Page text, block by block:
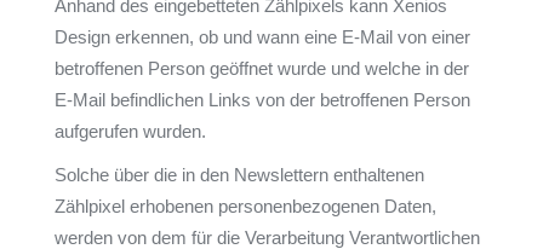
Anhand des eingebetteten Zählpixels kann Xenios
Design erkennen, ob und wann eine E-Mail von einer
betroffenen Person geöffnet wurde und welche in der
E-Mail befindlichen Links von der betroffenen Person
aufgerufen wurden.
Solche über die in den Newslettern enthaltenen
Zählpixel erhobenen personenbezogenen Daten,
werden von dem für die Verarbeitung Verantwortlichen